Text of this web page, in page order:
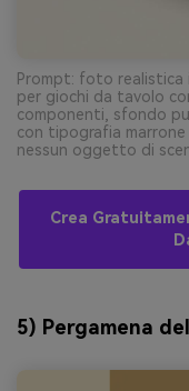
Prompt: foto realistica
per giochi da tavolo
componenti, sfondo
con tipografia
nessun oggetto di
Crea
5) Pergamena